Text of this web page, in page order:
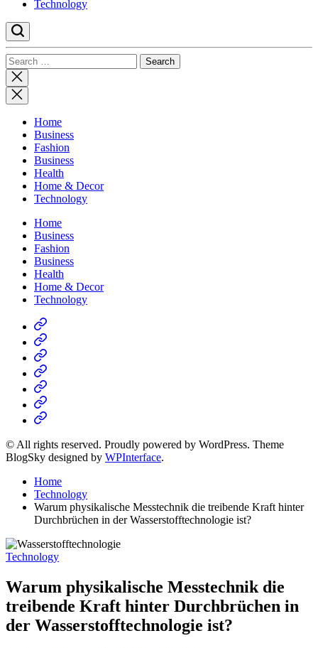
Technology
Search
for:
Close
search
Home
Business
Fashion
Business
Health
Home & Decor
Technology
Home
Business
Fashion
Business
Health
Home & Decor
Technology
Home
Business
Fashion
Business
Health
Home
&
Decor
Technology
© All rights reserved. Proudly powered by WordPress. Theme
BlogSky designed by WPInterface.
Home
Technology
Warum physikalische Messtechnik die treibende Kraft hinter
Durchbrüchen in der Wasserstofftechnologie ist?
Posted
Technology
Warum physikalische Messtechnik die
treibende Kraft hinter Durchbrüchen in
der Wasserstofftechnologie ist?